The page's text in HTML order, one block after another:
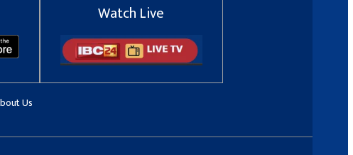
Watch Live
Us